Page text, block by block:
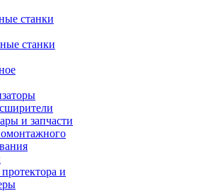
станки
станки
и запчасти
и